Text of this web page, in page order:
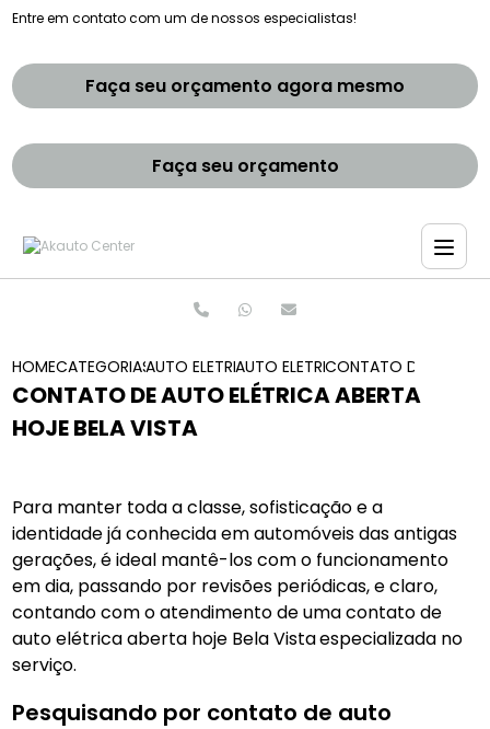
Entre em contato com um de nossos especialistas!
Faça seu orçamento agora mesmo
Faça seu orçamento
HOMECATEGORIASAUTO ELETRICASAUTO ELETRICA CARROS ANTIGOS
CONTATO DE AUTO
CONTATO DE AUTO ELÉTRICA ABERTA
HOJE BELA VISTA
Para manter toda a classe, sofisticação e a
identidade já conhecida em automóveis das antigas
gerações, é ideal mantê-los com o funcionamento
em dia, passando por revisões periódicas, e claro,
contando com o atendimento de uma contato de
auto elétrica aberta hoje Bela Vistaespecializada no
serviço.
Pesquisando por contato de auto